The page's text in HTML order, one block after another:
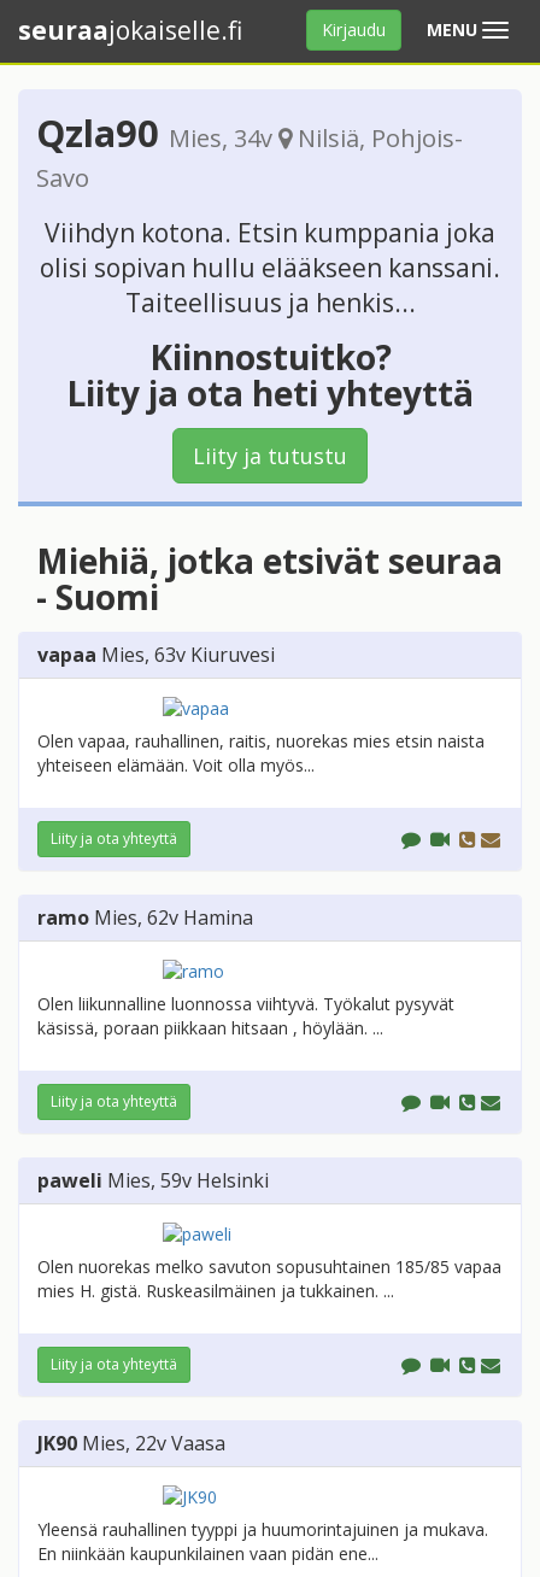
MENU Avaa
valikko
seuraajokaiselle.fi Kirjaudu
Qzla90 Mies, 34v Nilsiä, Pohjois-
Savo
Viihdyn kotona. Etsin kumppania joka
olisi sopivan hullu elääkseen kanssani.
Taiteellisuus ja henkis...
Kiinnostuitko?
Liity ja ota heti yhteyttä
Liity ja tutustu
Miehiä, jotka etsivät seuraa
- Suomi
vapaa Mies, 63v Kiuruvesi
Olen vapaa, rauhallinen, raitis, nuorekas mies etsin naista
yhteiseen elämään. Voit olla myös...
Liity ja ota yhteyttä
ramo Mies, 62v Hamina
Olen liikunnalline luonnossa viihtyvä. Työkalut pysyvät
käsissä, poraan piikkaan hitsaan , höylään. ...
Liity ja ota yhteyttä
paweli Mies, 59v Helsinki
Olen nuorekas melko savuton sopusuhtainen 185/85 vapaa
mies H. gistä. Ruskeasilmäinen ja tukkainen. ...
Liity ja ota yhteyttä
JK90 Mies, 22vVaasa
Yleensä rauhallinen tyyppi ja huumorintajuinen ja mukava.
En niinkään kaupunkilainen vaan pidän ene...